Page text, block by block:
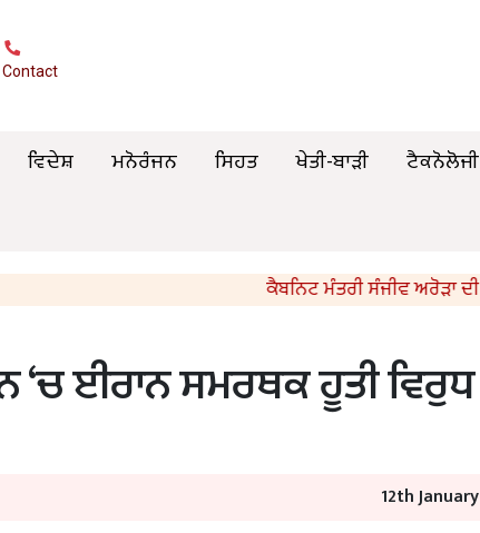
Contact
ਵਿਦੇਸ਼ ਮਨੋਰੰਜਨ ਸਿਹਤ ਖੇਤੀ-ਬਾੜੀ ਟੈਕਨੋਲੋਜੀ
ਕੈਬਨਿਟ ਮੰਤਰੀ ਸੰਜੀਵ ਅਰੋੜਾ ਦੀ
ਈਰਾਨ ਸਮਰਥਕ ਹੂਤੀ ਵਿਰੁਧ
12th